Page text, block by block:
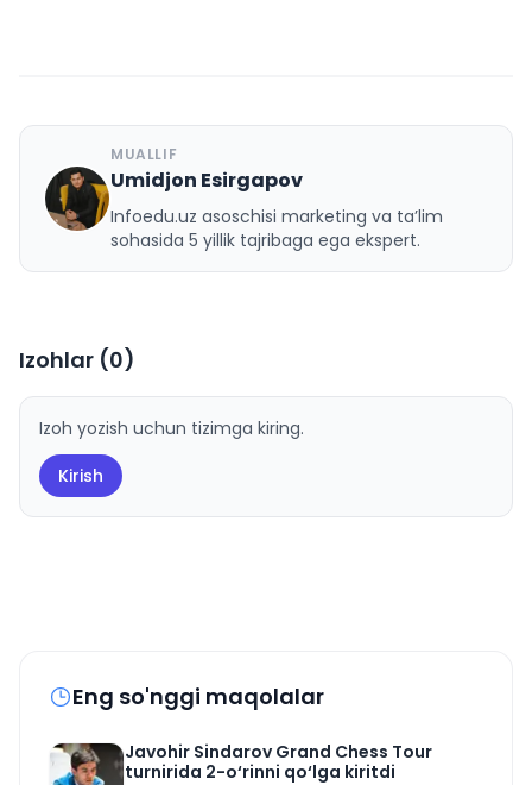
U
MUALLIF
Umidjon Esirgapov
Infoedu.uz asoschisi marketing va ta’lim
sohasida 5 yillik tajribaga ega ekspert.
Izohlar (0)
Izoh yozish uchun tizimga kiring.
Kirish
Eng so'nggi maqolalar
Javohir Sindarov Grand Chess Tour
turnirida 2-o‘rinni qo‘lga kiritdi